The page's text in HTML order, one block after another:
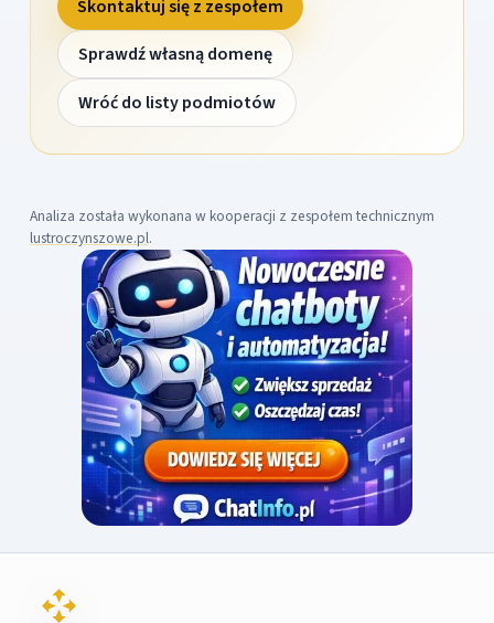
Skontaktuj się z zespołem
Sprawdź własną domenę
Wróć do listy podmiotów
Analiza została wykonana w kooperacji z zespołem technicznym
lustroczynszowe.pl.